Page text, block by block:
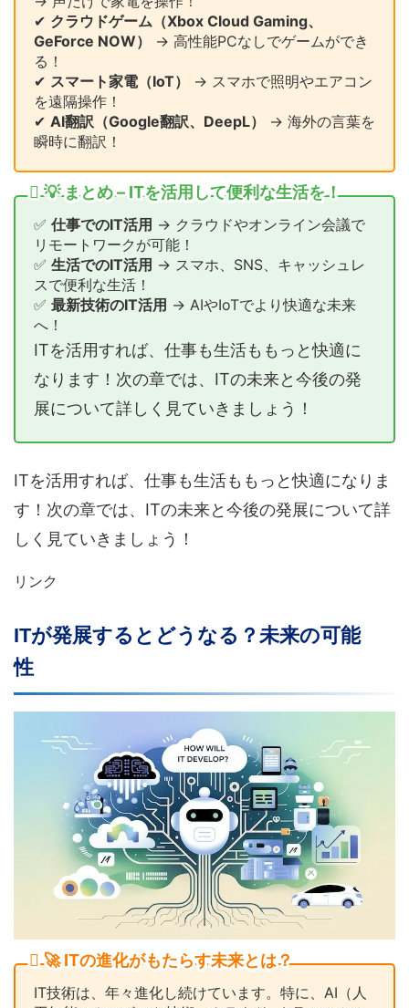
✔ クラウドゲーム（Xbox Cloud Gaming、
GeForce NOW）
→ 高性能PCなしでゲームができ
る！
✔ スマート家電（IoT）
→ スマホで照明やエアコン
を遠隔操作！
✔ AI翻訳（Google翻訳、DeepL）
→ 海外の言葉を
瞬時に翻訳！
💡 まとめ – ITを活用して便利な生活を！
✅ 仕事でのIT活用 → クラウドやオンライン会議で
リモートワークが可能！
✅ 生活でのIT活用 → スマホ、SNS、キャッシュレ
スで便利な生活！
✅ 最新技術のIT活用 → AIやIoTでより快適な未来
へ！
ITを活用すれば、仕事も生活ももっと快適に
なります！次の章では、ITの未来と今後の発
展について詳しく見ていきましょう！
ITを活用すれば、仕事も生活ももっと快適になりま
す！次の章では、ITの未来と今後の発展について詳
しく見ていきましょう！
リンク
ITが発展するとどうなる？未来の可能
性
🚀 ITの進化がもたらす未来とは？
IT技術は、年々進化し続けています。特に、AI（人